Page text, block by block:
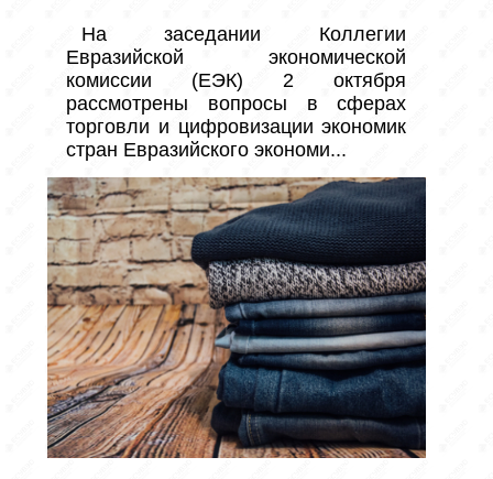
На заседании Коллегии
Евразийской экономической
комиссии (ЕЭК) 2 октября
рассмотрены вопросы в сферах
торговли и цифровизации экономик
стран Евразийского экономи...